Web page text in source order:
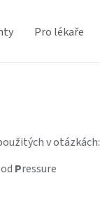
Pro lékaře
v otázkách:
Pressure